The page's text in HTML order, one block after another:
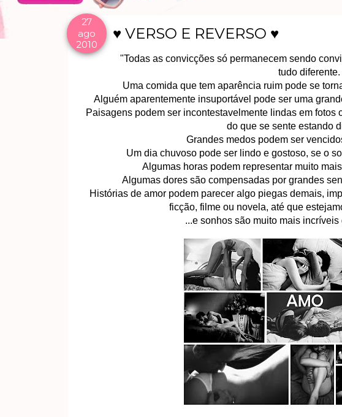
27
ago
2010
♥ VERSO E REVERSO ♥
"Todas as convicções só permanecem sendo
tudo diferente.
Uma comida que tem aparência ruim pode se
Alguém aparentemente insuportável pode ser uma
Paisagens podem ser incontestavelmente lindas em fotos
do que se sente estando
Grandes medos podem ser
Um dia chuvoso pode ser lindo e gostoso, se o
Algumas horas podem representar muito
Algumas dores são compensadas por grandes
Histórias de amor podem parecer algo piegas demais,
ficção, filme ou novela, até que
...e sonhos são muito mais